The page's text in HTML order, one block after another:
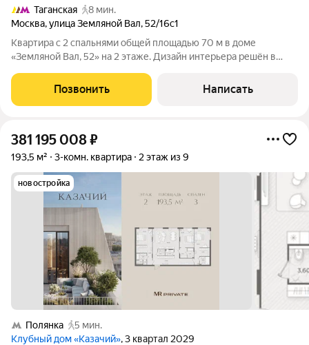
Таганская
8 мин.
Москва,улица Земляной Вал,52/16с1
Квартира с 2 спальнями общей площадью 70 м в доме
«Земляной Вал, 52» на 2 этаже. Дизайн интерьера решён в
качественных материалов. Квартира полностью меблирована,
встроенная кухня укомплектована бытовой
Позвонить Написать
381 195 008₽
193,5 м² 3-комн. квартира 2 этаж из 9
новостройка
Полянка
5 мин.
Клубный дом «Казачий», 3 квартал 2029